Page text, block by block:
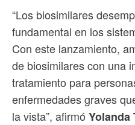
“Los biosimilares
fundamental en los
Con este lanzamiento,
de biosimilares con una
tratamiento para
enfermedades graves
la vista”, afirmó Yolanda